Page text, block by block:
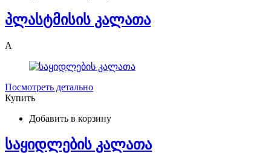
პლასტმისის კალათა
A
Посмотреть детально
Купить
Добавить в корзину
საყიდლების კალათა